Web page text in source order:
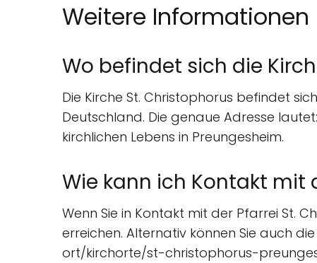
Weitere Informationen
Wo befindet sich die
Die Kirche St. Christophorus befindet
Deutschland. Die genaue Adresse
kirchlichen Lebens in Preungesheim.
Wie kann ich Kontakt mit
Wenn Sie in Kontakt mit der Pfarrei St.
erreichen. Alternativ können Sie auch
ort/kirchorte/st-christophorus-